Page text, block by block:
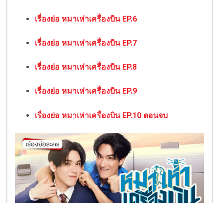
เรื่องย่อ หมาเห่าเครื่องบิน EP.6
เรื่องย่อ หมาเห่าเครื่องบิน EP.7
เรื่องย่อ หมาเห่าเครื่องบิน EP.8
เรื่องย่อ หมาเห่าเครื่องบิน EP.9
เรื่องย่อ หมาเห่าเครื่องบิน EP.10 ตอนจบ